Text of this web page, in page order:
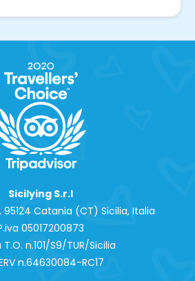
Sicilying S.r.l
Catania (CT) Sicilia, Italia
0‍5017200873
n.101/S9/TUR/Sicilia
n.64630084-RC17